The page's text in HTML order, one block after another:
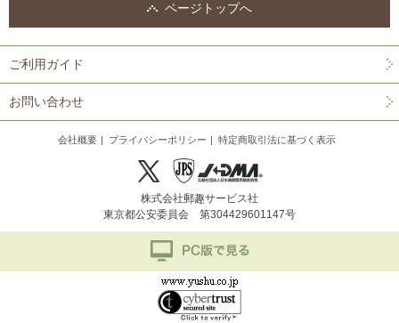
ページトップへ
ご利用ガイド
お問い合わせ
会社概要 プライバシーポリシー 特定商取引法に基づく表示
株式会社郵趣サービス社
東京都公安委員会 第304429601147号